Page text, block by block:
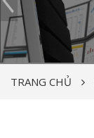
TRANG CHỦ